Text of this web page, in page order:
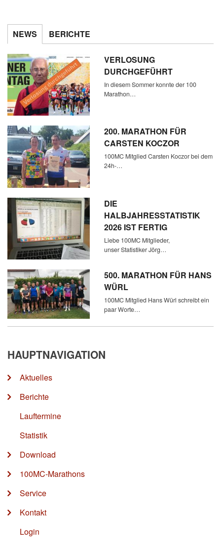
NEWS BERICHTE
VERLOSUNG
DURCHGEFÜHRT
In diesem Sommer konnte der 100
Marathon…
200. MARATHON FÜR
CARSTEN KOCZOR
100MC Mitglied Carsten Koczor bei dem
24h-…
DIE
HALBJAHRESSTATISTIK
2026 IST FERTIG
Liebe 100MC Mitglieder,
unser Statistiker Jörg…
500. MARATHON FÜR HANS
WÜRL
100MC Mitglied Hans Würl schreibt ein
paar Worte…
HAUPTNAVIGATION
Aktuelles
Berichte
Lauftermine
Statistik
Download
100MC-Marathons
Service
Kontakt
Login